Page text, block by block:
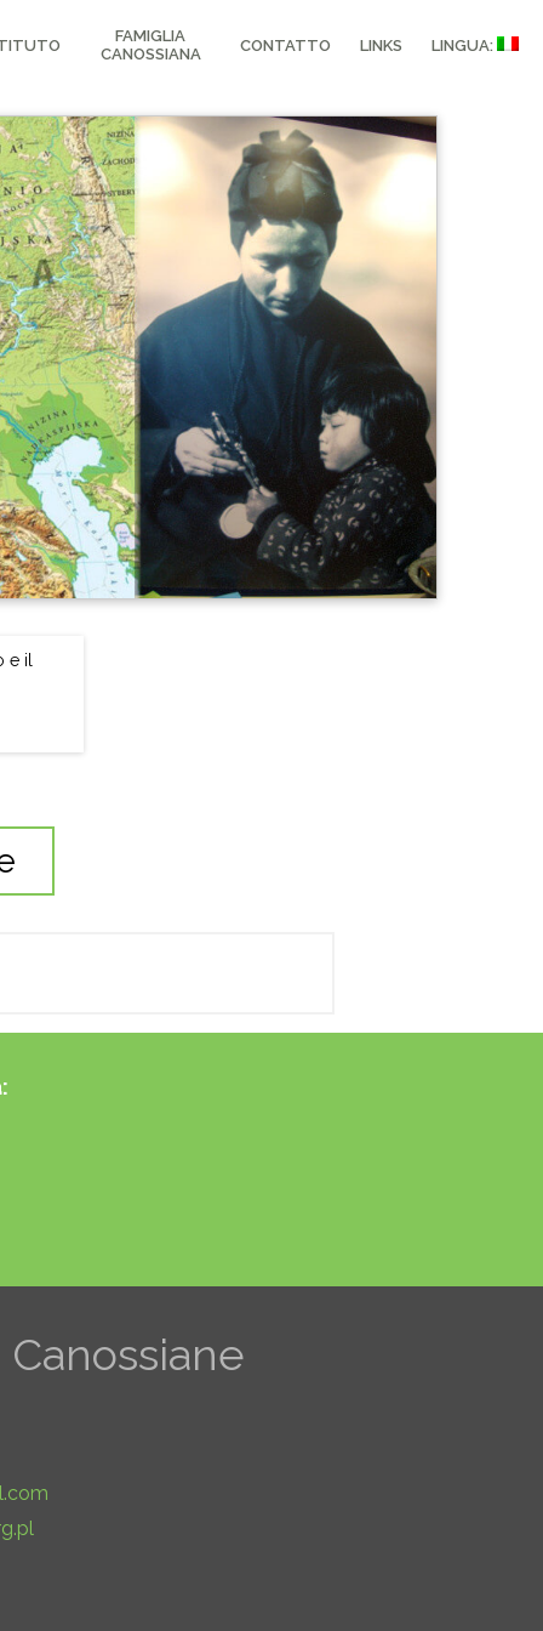
FAMIGLIA
CANOSSIANA
CONTATTO LINKS LINGUA:
e il